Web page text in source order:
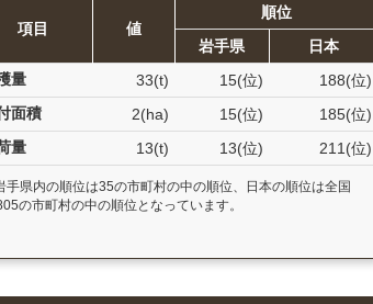
項目 値
順位
岩手県
日本
量
33(t) 15(位)
188(位)
面積
2(ha) 15(位)
185(位)
量
13(t) 13(位) 211(位)
手県内の順位は35の市町村の中の順位、日本の順位は全国
の市町村の中の順位となっています。